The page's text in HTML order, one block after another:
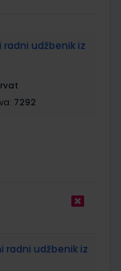
radni udžbenik iz
7292
radni udžbenik iz